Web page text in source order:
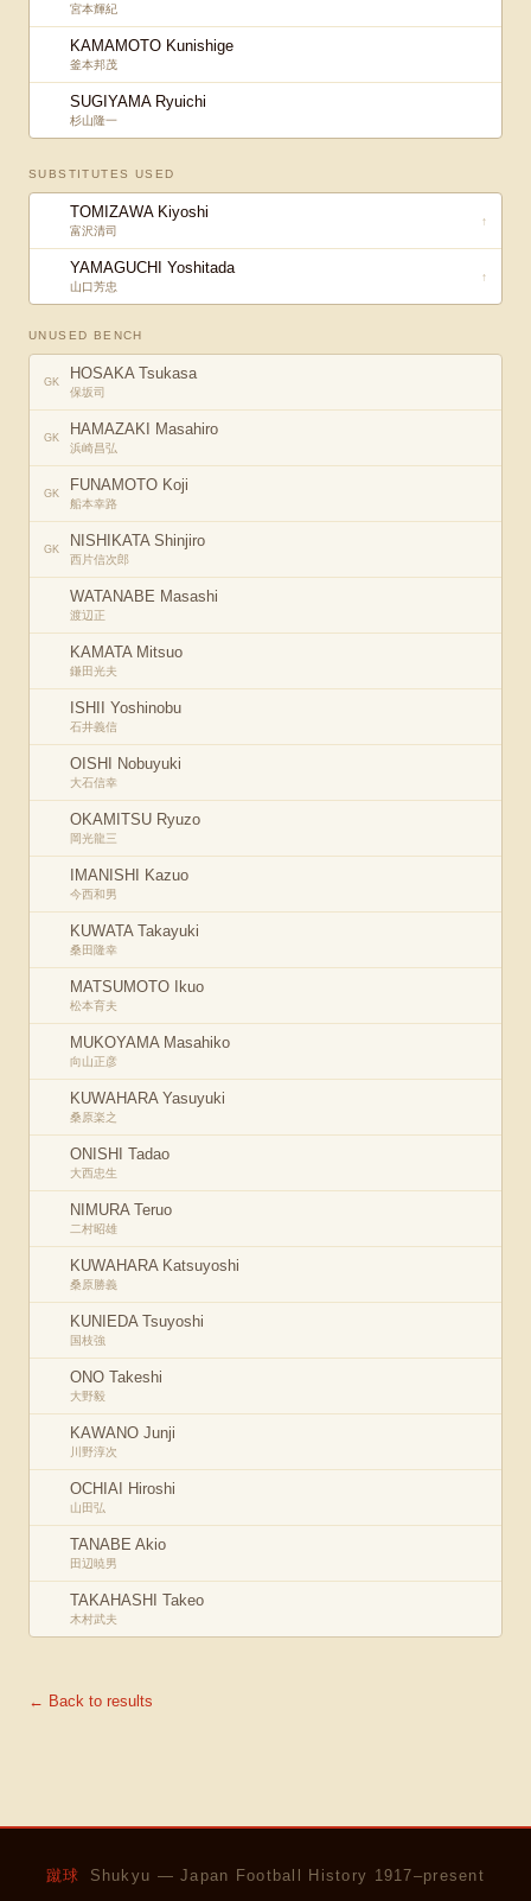
宮本輝紀
KAMAMOTO Kunishige
釜本邦茂
SUGIYAMA Ryuichi
杉山隆一
SUBSTITUTES USED
TOMIZAWA Kiyoshi
富沢清司
↑
YAMAGUCHI Yoshitada
山口芳忠
↑
UNUSED BENCH
GK HOSAKA Tsukasa
保坂司
GK HAMAZAKI Masahiro
浜崎昌弘
GK FUNAMOTO Koji
船本幸路
GK NISHIKATA Shinjiro
西片信次郎
WATANABE Masashi
渡辺正
KAMATA Mitsuo
鎌田光夫
ISHII Yoshinobu
石井義信
OISHI Nobuyuki
大石信幸
OKAMITSU Ryuzo
岡光龍三
IMANISHI Kazuo
今西和男
KUWATA Takayuki
桑田隆幸
MATSUMOTO Ikuo
松本育夫
MUKOYAMA Masahiko
向山正彦
KUWAHARA Yasuyuki
桑原楽之
ONISHI Tadao
大西忠生
NIMURA Teruo
二村昭雄
KUWAHARA Katsuyoshi
桑原勝義
KUNIEDA Tsuyoshi
国枝強
ONO Takeshi
大野毅
KAWANO Junji
川野淳次
OCHIAI Hiroshi
山田弘
TANABE Akio
田辺暁男
TAKAHASHI Takeo
木村武夫
← Back to results
蹴球 Shukyu — Japan Football History 1917–present